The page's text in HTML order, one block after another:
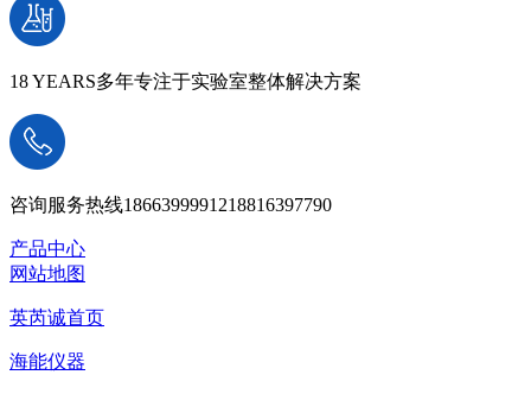
18 YEARS多年专注于实验室整体解决方案
咨询服务热线1866399991218816397790
产品中心
网站地图
英芮诚首页
海能仪器